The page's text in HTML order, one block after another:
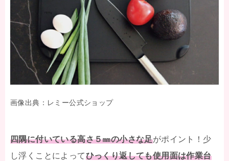
画像出典：レミー公式ショップ
四隅に付いている高さ５㎜の小さな足がポイント！少
し浮くことによってひっくり返しても使用面は作業台